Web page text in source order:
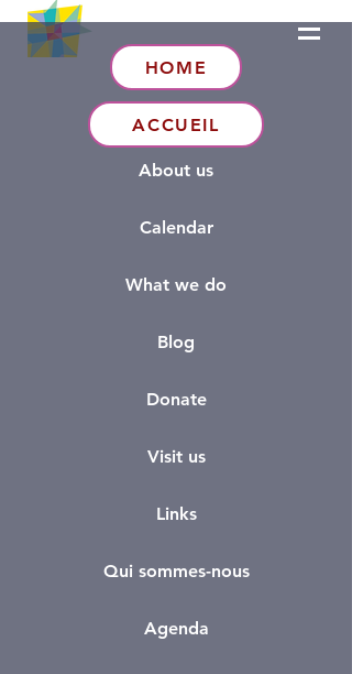
HOME
ACCUEIL
About us
Calendar
What we do
Blog
Donate
Visit us
Links
Qui sommes-nous
Agenda